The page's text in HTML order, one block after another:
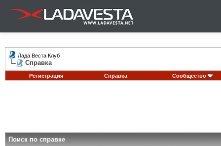
Лада Веста Клуб
Справка
Регистрация Справка Сообщество
Поиск по справке